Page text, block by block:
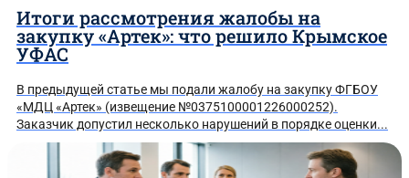
Итоги рассмотрения жалобы на
закупку «Артек»: что решило Крымское
УФАС
В предыдущей статье мы подали жалобу на закупку ФГБОУ
«МДЦ «Артек» (извещение №0375100001226000252).
Заказчик допустил несколько нарушений в порядке оценки...